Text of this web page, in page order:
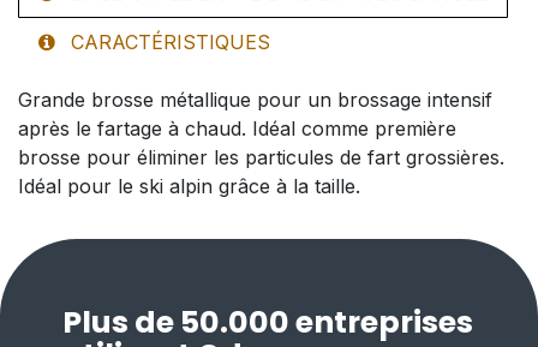
CARACTÉRISTIQUES
Grande brosse métallique pour un brossage intensif
après le fartage à chaud. Idéal comme première
brosse pour éliminer les particules de fart grossières.
Idéal pour le ski alpin grâce à la taille.
Plus de 50.000 entreprises